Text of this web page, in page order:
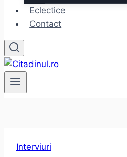
Eclectice
Contact
Interviuri